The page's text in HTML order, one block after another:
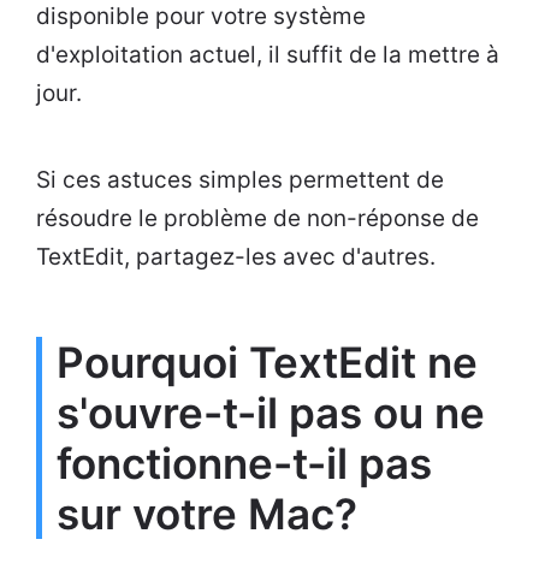
disponible pour votre système
d'exploitation actuel, il suffit de la mettre à
jour.
Si ces astuces simples permettent de
résoudre le problème de non-réponse de
TextEdit, partagez-les avec d'autres.
Pourquoi TextEdit ne
s'ouvre-t-il pas ou ne
fonctionne-t-il pas
sur votre Mac?